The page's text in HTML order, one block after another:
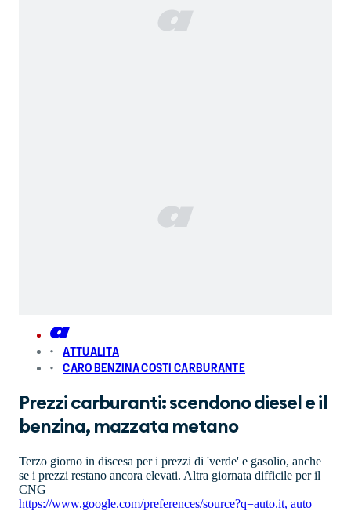
ATTUALITA
CARO BENZINA COSTI CARBURANTE
Prezzi carburanti: scendono diesel e il
benzina, mazzata metano
Terzo giorno in discesa per i prezzi di 'verde' e gasolio, anche
se i prezzi restano ancora elevati. Altra giornata difficile per il
CNG
https://www.google.com/preferences/source?q=auto.it, auto